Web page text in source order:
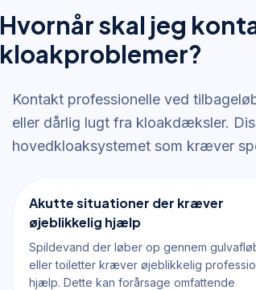
Hvornår skal jeg
kloakproblemer?
Kontakt professionelle ved
eller dårlig lugt fra kloakdæksler.
hovedkloaksystemet som kræver
Akutte situationer der kræver
øjeblikkelig hjælp
Spildevand der løber op gennem
eller toiletter kræver øjeblikkelig
hjælp. Dette kan forårsage omfattende